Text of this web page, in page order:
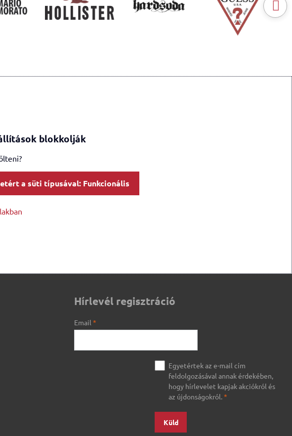
blokkolják
a süti típusával: Funkcionális
Hírlevél regisztráció
Email*
Egyetértek az e-mail cím
feldolgozásával annak érdekében,
hogy hírlevelet kapjak akciókról és
az újdonságokról.*
Küld